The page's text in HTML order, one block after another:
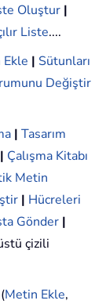
Oluştur |
Liste....
Ekle | Sütunları
Değiştir
| Tasarım
| Çalışma Kitabı
Metin
| Hücreleri
Gönder |
çizili
(Metin Ekle,